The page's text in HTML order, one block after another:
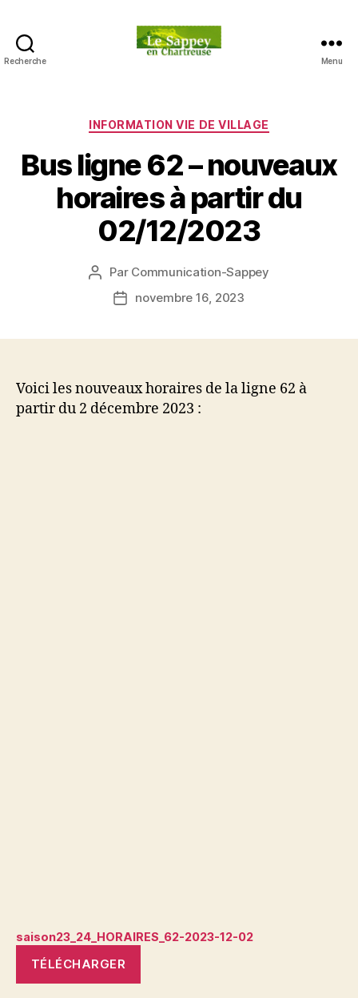
Recherche
en
Chartreuse
Menu
Catégories
INFORMATION VIE DE VILLAGE
Bus ligne 62 – nouveaux
horaires à partir du
02/12/2023
Auteur
l’article
Par Communication-Sappey
Datenovembre 16, 2023
Voici les nouveaux horaires de la ligne 62 à
partir du 2 décembre 2023 :
saison23_24_HORAIRES_62-2023-12-02
TÉLÉCHARGER